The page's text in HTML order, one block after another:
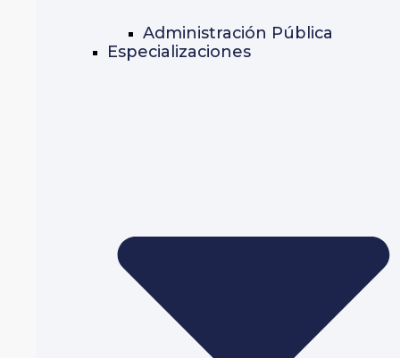
Administración Pública
Especializaciones